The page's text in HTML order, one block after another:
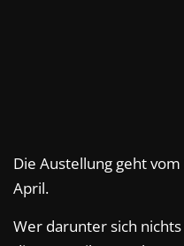
Die Austellung geht
April.
Wer darunter sich